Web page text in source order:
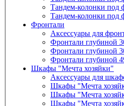
Тандем-колонки под
Тандем-колонки под
Фронтали
Аксессуары для
Фронтали глубиной
Фронтали глубиной
Фронтали глубиной
Шкафы "Мечта хозяйки"
Аксессуары для
Шкафы "Мечта
Шкафы "Мечта
Шкафы "Мечта